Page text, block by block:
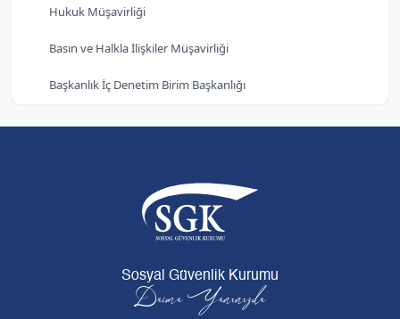
Hukuk Müşavirliği
Basın ve Halkla İlişkiler Müşavirliği
Başkanlık İç Denetim Birim Başkanlığı
Sosyal Güvenlik Kurumu
Daima Yanınızda